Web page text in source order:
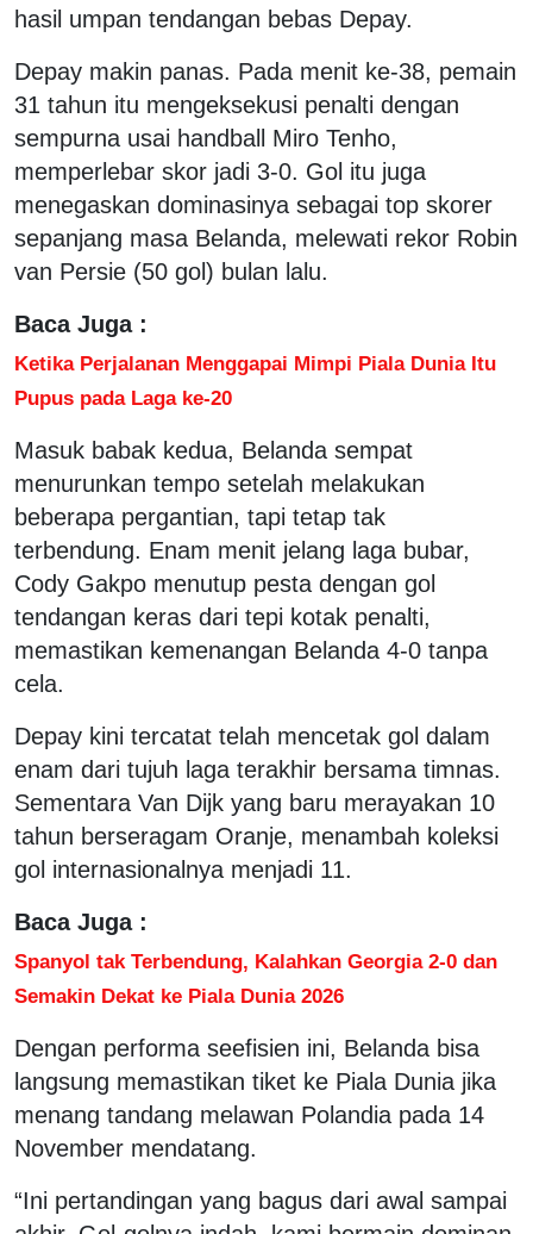
hasil umpan tendangan bebas Depay.
Depay makin panas. Pada menit ke-38, pemain
31 tahun itu mengeksekusi penalti dengan
sempurna usai handball Miro Tenho,
memperlebar skor jadi 3-0. Gol itu juga
menegaskan dominasinya sebagai top skorer
sepanjang masa Belanda, melewati rekor Robin
van Persie (50 gol) bulan lalu.
Baca Juga :
Ketika Perjalanan Menggapai Mimpi Piala Dunia Itu
Pupus pada Laga ke-20
Masuk babak kedua, Belanda sempat
menurunkan tempo setelah melakukan
beberapa pergantian, tapi tetap tak
terbendung. Enam menit jelang laga bubar,
Cody Gakpo menutup pesta dengan gol
tendangan keras dari tepi kotak penalti,
memastikan kemenangan Belanda 4-0 tanpa
cela.
Depay kini tercatat telah mencetak gol dalam
enam dari tujuh laga terakhir bersama timnas.
Sementara Van Dijk yang baru merayakan 10
tahun berseragam Oranje, menambah koleksi
gol internasionalnya menjadi 11.
Baca Juga :
Spanyol tak Terbendung, Kalahkan Georgia 2-0 dan
Semakin Dekat ke Piala Dunia 2026
Dengan performa seefisien ini, Belanda bisa
langsung memastikan tiket ke Piala Dunia jika
menang tandang melawan Polandia pada 14
November mendatang.
“Ini pertandingan yang bagus dari awal sampai